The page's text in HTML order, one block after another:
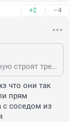
+2 –4
А когда между двух домов вплотную строят третий вас близость не смущает? Там нормальное расстояние между домами.
что они так
прям
с соседом из